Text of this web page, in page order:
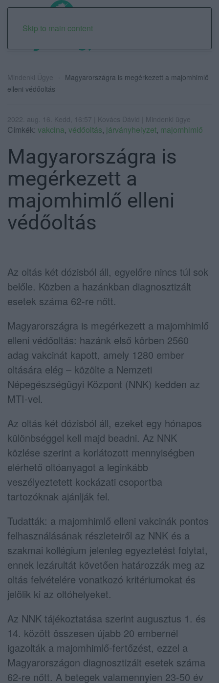
Skip to main content
Mindenki Ügye
Magyarországra is megérkezett a majomhimlő
elleni védőoltás
2022. aug. 16. Kedd, 16:57 | Kovács Dávid | Mindenki ügye
Címkék: vakcina, védőoltás, járványhelyzet, majomhimlő
Magyarországra is
megérkezett a
majomhimlő elleni
védőoltás
Az oltás két dózisból áll, egyelőre nincs túl sok
belőle. Közben a hazánkban diagnosztizált
esetek száma 62-re nőtt.
Magyarországra is megérkezett a majomhimlő
elleni védőoltás: hazánk első körben 2560
adag vakcinát kapott, amely 1280 ember
oltására elég – közölte a Nemzeti
Népegészségügyi Központ (NNK) kedden az
MTI-vel.
Az oltás két dózisból áll, ezeket egy hónapos
különbséggel kell majd beadni. Az NNK
közlése szerint a korlátozott mennyiségben
elérhető oltóanyagot a leginkább
veszélyeztetett kockázati csoportba
tartozóknak ajánlják fel.
Tudatták: a majomhimlő elleni vakcinák pontos
felhasználásának részleteiről az NNK és a
szakmai kollégium jelenleg egyeztetést folytat,
ennek lezárultát követően határozzák meg az
oltás felvételére vonatkozó kritériumokat és
jelölik ki az oltóhelyeket.
Az NNK tájékoztatása szerint augusztus 1. és
14. között összesen újabb 20 embernél
igazolták a majomhimlő-fertőzést, ezzel a
Magyarországon diagnosztizált esetek száma
62-re nőtt. A betegek valamennyien 23-50 év